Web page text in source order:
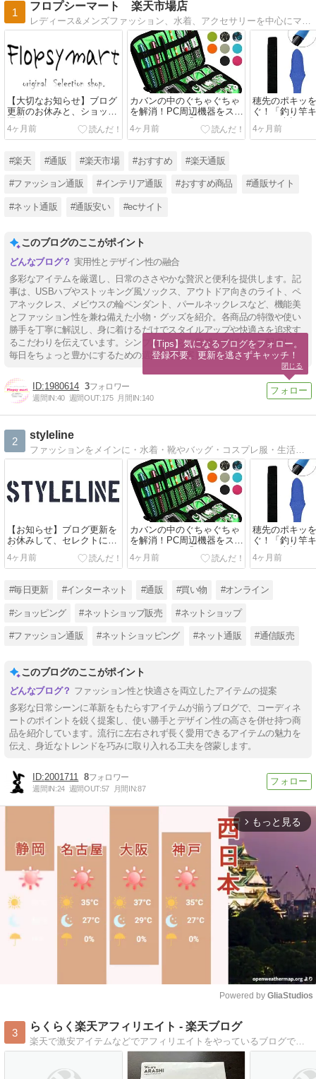
1
フロプシーマート 楽天市場店
【大切なお知らせ】ブログ
更新のお休みと、ショップ
運営への集中について
4ヶ月前
カバンの中のぐちゃぐちゃ
を解消！PC周辺機器をスッ
キリまとめる「マルチポー
チケース」の整理術
4ヶ月前
穂先のポキッ
ぐ！「釣り竿
ー」で大切な
方法
4ヶ月前
#楽天 #通販 #楽天市場 #おすすめ #楽天通販
#ファッション通販 #インテリア通販 #おすすめ商品 #通販サイト
#ネット通販 #通販安い #ecサイト
このブログのここがポイント
実用性とデザイン性の融合
多彩なアイテムを厳選し、日常のささやかな贅沢と便利を提供します。記
事は、USBハブやストッキング風ソックス、アウトドア向きのライト、ペ
アネックレス、メビウスの輪ペンダント、パールネックレスなど、機能美
とファッション性を兼ね備えた小物・グッズを紹介。各商品の特徴や使い
勝手を丁寧に解説し、身に着けるだけでスタイルアップや快適さを追求す
るこだわりを伝えています。シンプルながらも質感やデザインに配慮し、
毎日をちょっと豊かにするための選択肢を提案しています。
1980614 3
週間IN:40 週間OUT:175 月間IN:140
2
styleline
ファッションをメインに・水着・靴やバッグ・コスプレ服・生活雑貨などをプチプラ価格で取り扱いしている通販ショップです。毎日おすすめ商品を紹介中♪
【お知らせ】ブログ更新を
お休みして、セレクトに集
中します！
4ヶ月前
カバンの中のぐちゃぐちゃ
を解消！PC周辺機器をスッ
キリまとめる「マルチポー
チケース」の整理術
4ヶ月前
穂先のポキッ
ぐ！「釣り竿
ー」で大切な
方法
4ヶ月前
#毎日更新 #インターネット #通販 #買い物 #オンライン
#ショッピング #ネットショップ販売 #ネットショップ
#ファッション通販 #ネットショッピング #ネット通販 #通信販売
このブログのここがポイント
ファッション性と快適さを両立したアイテムの提案
多彩な日常シーンに革新をもたらすアイテムが揃うブログで、コーディネ
ートのポイントを鋭く提案し、使い勝手とデザイン性の高さを併せ持つ商
品を紹介しています。流行に左右されず長く愛用できるアイテムの魅力を
伝え、身近なトレンドを巧みに取り入れる工夫を啓蒙します。
2001711 8
週間IN:24 週間OUT:57 月間IN:87
arrow_forward_ios もっと見る
Powered by GliaStudios
3
らくらく楽天アフィリエイト - 楽天ブログ
楽天で激安アイテムなどでアフィリエイトをやっているブログです。 送料無料のワンピース・チュニックなど、その日のお買い得情報を毎日更新しています。
【Tips】気になるブログをフォロー。
登録不要。更新を逃さずキャッチ！
閉じる